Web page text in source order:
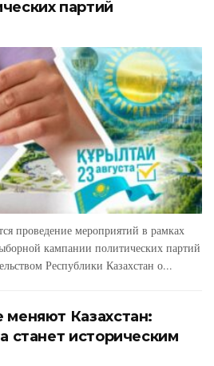
партий
проведение мероприятий в рамках
кампании политических партий
Республики Казахстан о...
Казахстан:
станет историческим